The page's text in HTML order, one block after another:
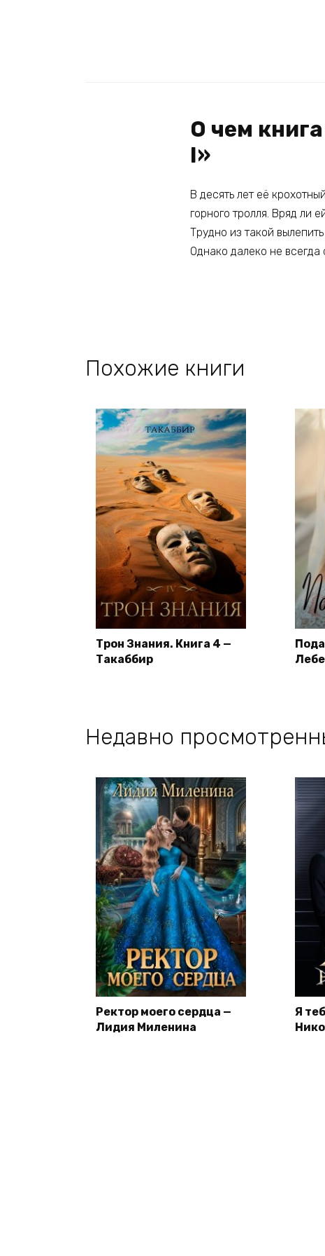
О чем
I»
В десять лет её
горного тролля. Вряд ли
Трудно из такой
Однако далеко не всегда
Похожие книги
Трон Знания. Книга 4 —
Такаббир
Недавно
Ректор моего сердца —
Лидия Миленина
Я